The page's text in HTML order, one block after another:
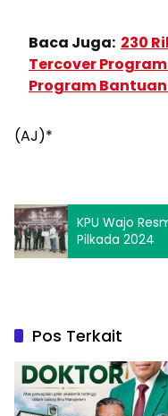
Baca Juga: 230
Tercover
Program Bantuan
(AJ)*
KPU Wajo
Pilkada 2024
Pos Terkait